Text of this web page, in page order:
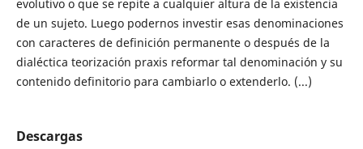
evolutivo o que se repite a cualquier altura de la existencia
de un sujeto. Luego podernos investir esas denominaciones
con caracteres de definición permanente o después de la
dialéctica teorización praxis reformar tal denominación y su
contenido definitorio para cambiarlo o extenderlo. (...)
Descargas